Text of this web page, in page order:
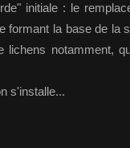
initiale : le
formant la base de la
lichens notamment,
s'installe...